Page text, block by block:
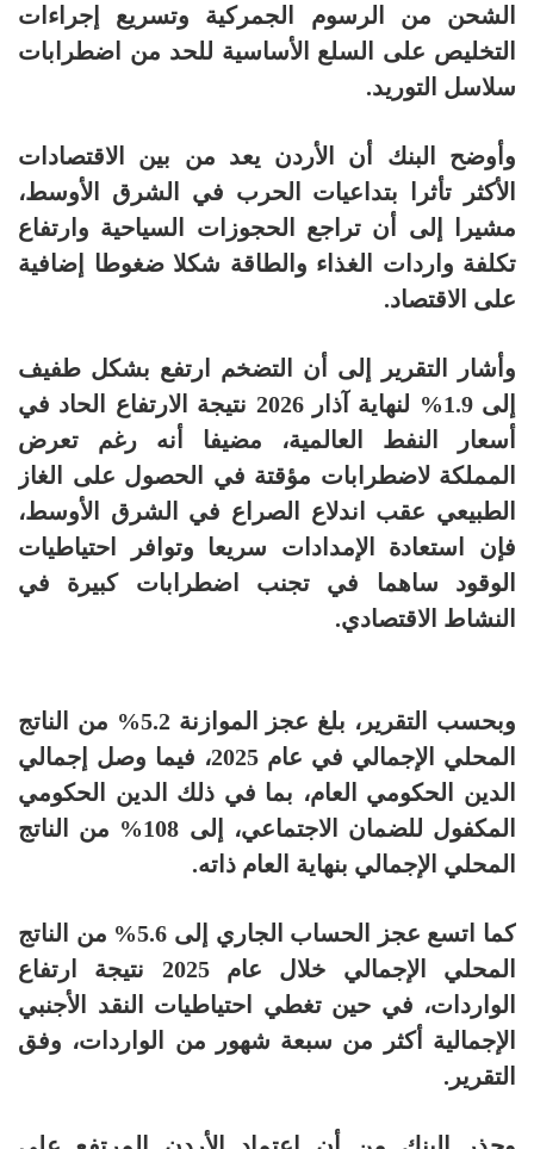
الشحن من الرسوم الجمركية وتسريع إجراءات
التخليص على السلع الأساسية للحد من اضطرابات
سلاسل التوريد.
وأوضح البنك أن الأردن يعد من بين الاقتصادات
الأكثر تأثرا بتداعيات الحرب في الشرق الأوسط،
مشيرا إلى أن تراجع الحجوزات السياحية وارتفاع
تكلفة واردات الغذاء والطاقة شكلا ضغوطا إضافية
على الاقتصاد.
وأشار التقرير إلى أن التضخم ارتفع بشكل طفيف
إلى 1.9% لنهاية آذار 2026 نتيجة الارتفاع الحاد في
أسعار النفط العالمية، مضيفا أنه رغم تعرض
المملكة لاضطرابات مؤقتة في الحصول على الغاز
الطبيعي عقب اندلاع الصراع في الشرق الأوسط،
فإن استعادة الإمدادات سريعا وتوافر احتياطيات
الوقود ساهما في تجنب اضطرابات كبيرة في
النشاط الاقتصادي.
وبحسب التقرير، بلغ عجز الموازنة 5.2% من الناتج
المحلي الإجمالي في عام 2025، فيما وصل إجمالي
الدين الحكومي العام، بما في ذلك الدين الحكومي
المكفول للضمان الاجتماعي، إلى 108% من الناتج
المحلي الإجمالي بنهاية العام ذاته.
كما اتسع عجز الحساب الجاري إلى 5.6% من الناتج
المحلي الإجمالي خلال عام 2025 نتيجة ارتفاع
الواردات، في حين تغطي احتياطيات النقد الأجنبي
الإجمالية أكثر من سبعة شهور من الواردات، وفق
التقرير.